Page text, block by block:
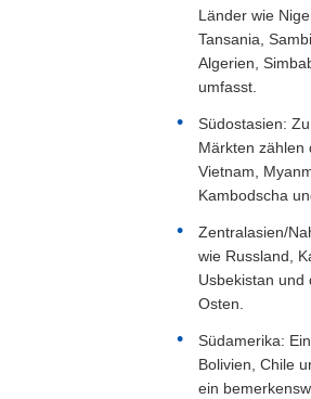
Länder wie
Tansania,
Algerien,
umfasst.
Südostasien:
Märkten zählen
Vietnam,
Kambodscha
Zentralasien/
wie Russland,
Usbekistan und
Osten.
Südamerika:
Bolivien, Chile
ein